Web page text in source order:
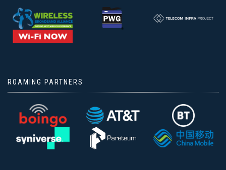
ROAMING PARTNERS